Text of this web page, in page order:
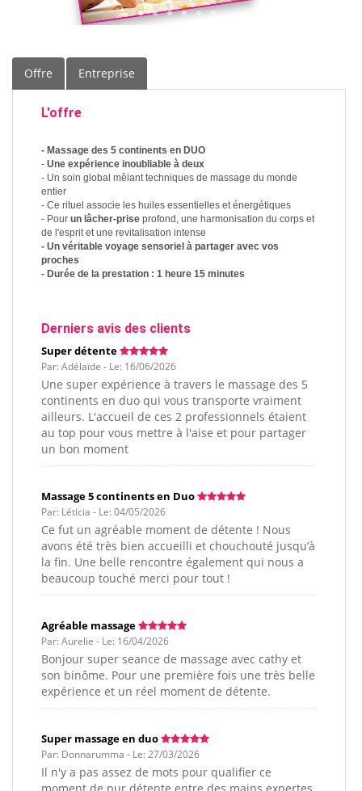
Offre Entreprise
L'offre
- Massage des 5 continents en DUO
- Une expérience inoubliable à deux
- Un soin global mêlant techniques de massage du monde
entier
- Ce rituel associe les huiles essentielles et énergétiques
- Pour un lâcher-prise profond, une harmonisation du corps et
de l'esprit et une revitalisation intense
- Un véritable voyage sensoriel à partager avec vos
proches
- Durée de la prestation : 1 heure 15 minutes
Derniers avis des clients
Super détente
Par: Adélaïde - Le: 16/06/2026
Une super expérience à travers le massage des 5
continents en duo qui vous transporte vraiment
ailleurs. L'accueil de ces 2 professionnels étaient
au top pour vous mettre à l'aise et pour partager
un bon moment
Massage 5 continents en Duo
Par: Léticia - Le: 04/05/2026
Ce fut un agréable moment de détente ! Nous
avons été très bien accueilli et chouchouté jusqu’à
la fin. Une belle rencontre également qui nous a
beaucoup touché merci pour tout !
Agréable massage
Par: Aurelie - Le: 16/04/2026
Bonjour super seance de massage avec cathy et
son binôme. Pour une première fois une très belle
expérience et un réel moment de détente.
Super massage en duo
Par: Donnarumma - Le: 27/03/2026
Il n'y a pas assez de mots pour qualifier ce